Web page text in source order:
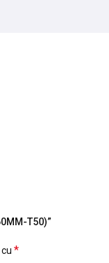
T50)”
*